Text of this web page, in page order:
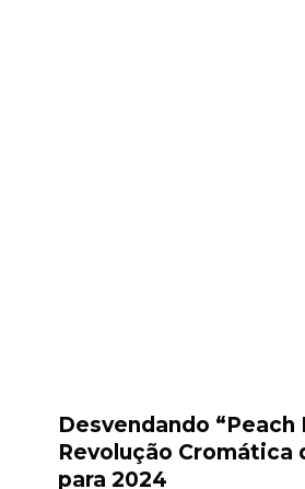
Desvendando “Peach
Revolução Cromática
para 2024